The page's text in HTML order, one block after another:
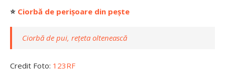
⭐ Ciorbă de perișoare din pește
Ciorbă de pui, rețeta oltenească
Credit Foto: 123RF